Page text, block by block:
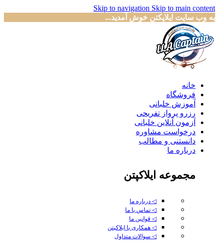
Skip to navigation Skip to main content
به وب سایت ایلاپکتن خوش آمدید...
خانه
فروشگاه
آموزش خلبانی
رزرو پرواز تفریحی
آزمون آنلاین خلبانی
درخواست مشاوره
دانستنی و مطالب
درباره ما
مجموعه ایلاکپتن
◁ درباره ما
◁ تماس با ما
◁ قوانین ما
◁ همکاری با ایلاکپتن
◁ سوالات متداول